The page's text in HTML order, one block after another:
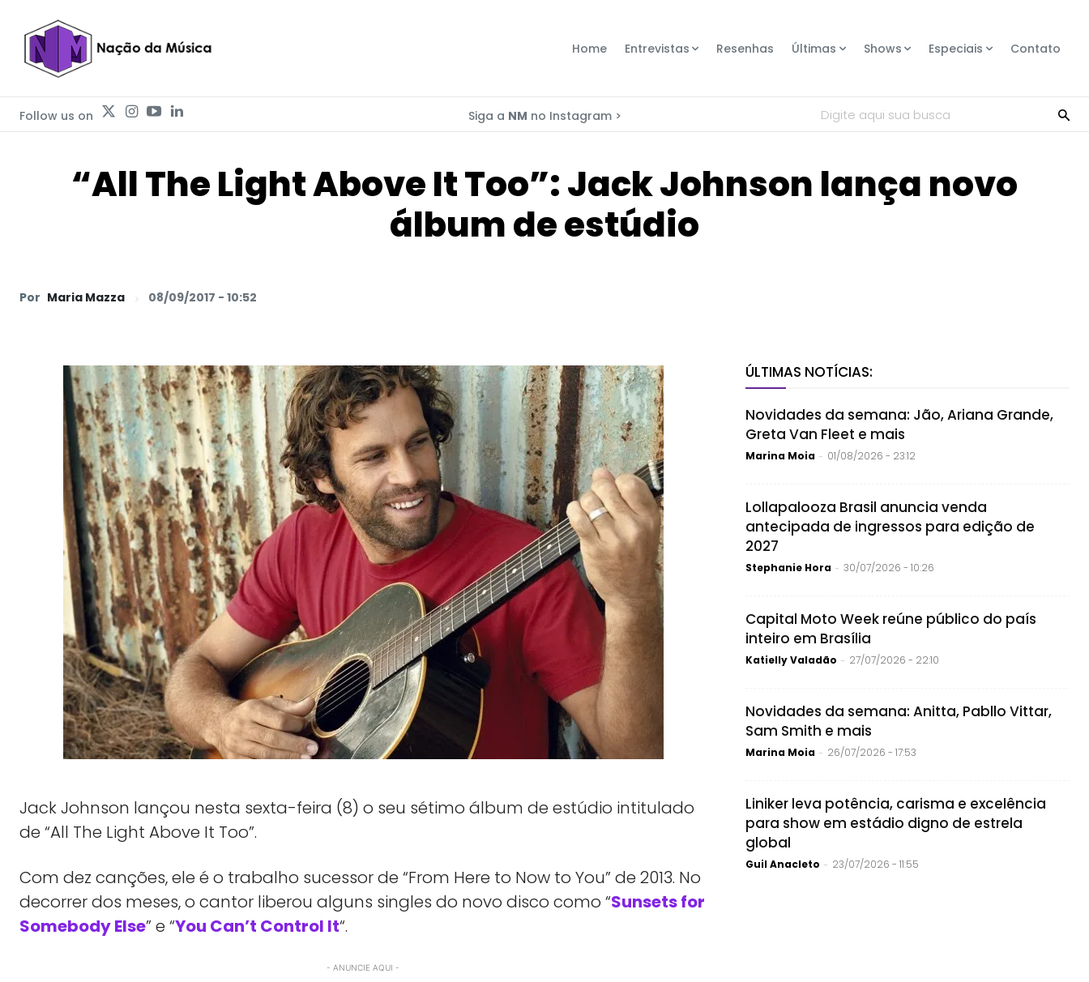
Home Entrevistas Resenhas Últimas Shows Especiais Contato
Follow us on Siga a NM no Instagram > Digite aqui sua busca
“All The Light Above It Too”: Jack Johnson lança novo
álbum de estúdio
Por Maria Mazza 08/09/2017 - 10:52
Jack Johnson lançou nesta sexta-feira (8) o seu sétimo álbum de estúdio intitulado
de “All The Light Above It Too”.
Com dez canções, ele é o trabalho sucessor de “From Here to Now to You” de 2013. No
decorrer dos meses, o cantor liberou alguns singles do novo disco como “Sunsets for
Somebody Else” e “You Can’t Control It“.
- ANUNCIE AQUI -
ÚLTIMAS NOTÍCIAS:
Novidades da semana: Jão, Ariana Grande,
Greta Van Fleet e mais
Marina Moia - 01/08/2026 - 23:12
Lollapalooza Brasil anuncia venda
antecipada de ingressos para edição de
2027
Stephanie Hora - 30/07/2026 - 10:26
Capital Moto Week reúne público do país
inteiro em Brasília
Katielly Valadão - 27/07/2026 - 22:10
Novidades da semana: Anitta, Pabllo Vittar,
Sam Smith e mais
Marina Moia - 26/07/2026 - 17:53
Liniker leva potência, carisma e excelência
para show em estádio digno de estrela
global
Guil Anacleto - 23/07/2026 - 11:55